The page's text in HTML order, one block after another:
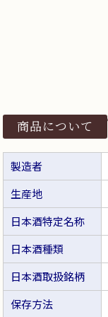
商品について
製造者
生産地
日本酒特定名称
日本酒種類
日本酒取扱銘柄
保存方法